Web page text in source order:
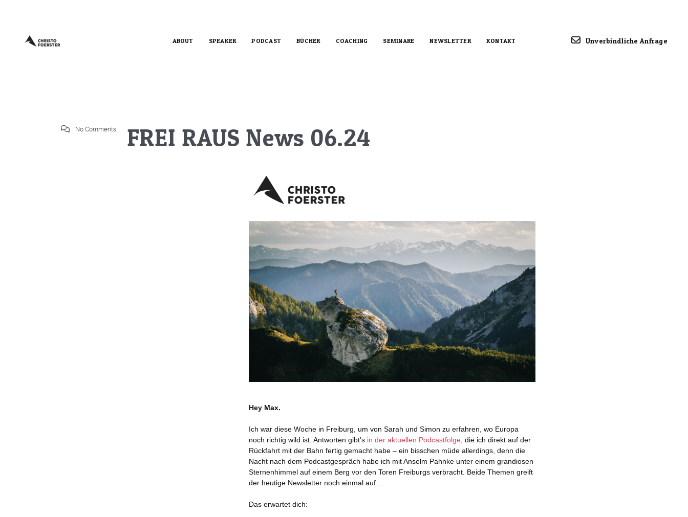
ABOUT SPEAKER PODCAST BÜCHER COACHING SEMINARE NEWSLETTER KONTAKT Unverbindliche Anfrage
No Comments ️FREI RAUS News 06.24